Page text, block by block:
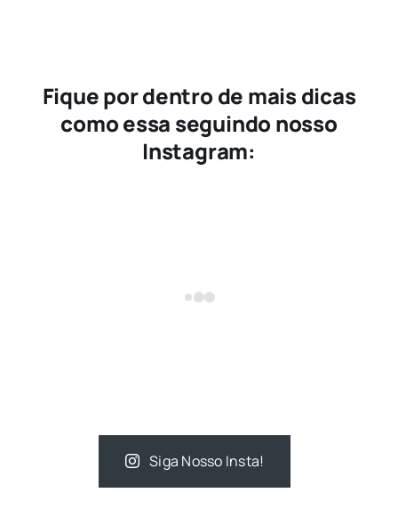
Fique por dentro de mais dicas
como essa seguindo nosso
Instagram:
Siga Nosso Insta!